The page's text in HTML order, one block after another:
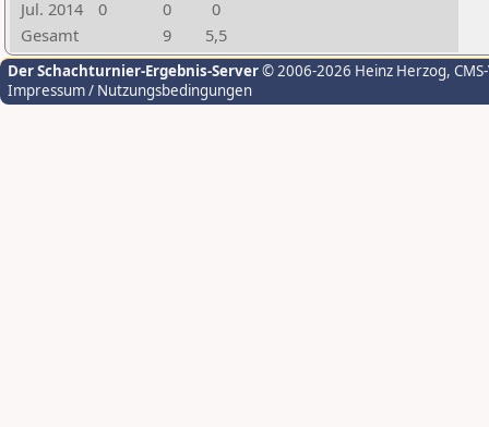
Jul. 2014 0 0
0
Gesamt
9 5,5
Der Schachturnier-Ergebnis-Server© 2006-2026 Heinz Herzog,
Impressum / Nutzungsbedingungen